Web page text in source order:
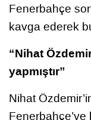
Fenerbahçe
kavga ederek
“Nihat
yapmıştır”
Nihat
Fenerbahçe’ye